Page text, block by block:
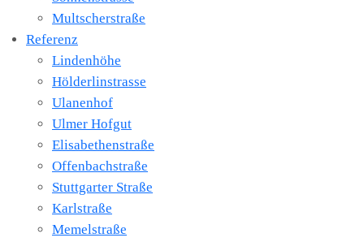
Multscherstraße
Referenz
Lindenhöhe
Hölderlinstrasse
Ulanenhof
Ulmer Hofgut
Elisabethenstraße
Offenbachstraße
Stuttgarter Straße
Karlstraße
Memelstraße